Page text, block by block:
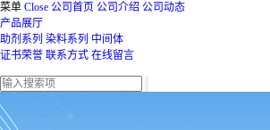
菜单 Close 公司首页 公司介绍 公司动态
产品展厅
助剂系列 染料系列 中间体
证书荣誉 联系方式 在线留言